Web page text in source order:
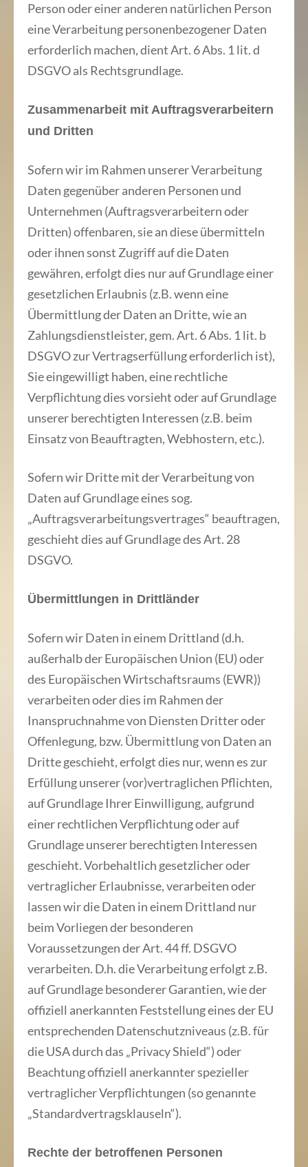
Person oder einer anderen natürlichen Person
eine Verarbeitung personenbezogener Daten
erforderlich machen, dient Art. 6 Abs. 1 lit. d
DSGVO als Rechtsgrundlage.
Zusammenarbeit mit Auftragsverarbeitern
und Dritten
Sofern wir im Rahmen unserer Verarbeitung
Daten gegenüber anderen Personen und
Unternehmen (Auftragsverarbeitern oder
Dritten) offenbaren, sie an diese übermitteln
oder ihnen sonst Zugriff auf die Daten
gewähren, erfolgt dies nur auf Grundlage einer
gesetzlichen Erlaubnis (z.B. wenn eine
Übermittlung der Daten an Dritte, wie an
Zahlungsdienstleister, gem. Art. 6 Abs. 1 lit. b
DSGVO zur Vertragserfüllung erforderlich ist),
Sie eingewilligt haben, eine rechtliche
Verpflichtung dies vorsieht oder auf Grundlage
unserer berechtigten Interessen (z.B. beim
Einsatz von Beauftragten, Webhostern, etc.).
Sofern wir Dritte mit der Verarbeitung von
Daten auf Grundlage eines sog.
„Auftragsverarbeitungsvertrages“ beauftragen,
geschieht dies auf Grundlage des Art. 28
DSGVO.
Übermittlungen in Drittländer
Sofern wir Daten in einem Drittland (d.h.
außerhalb der Europäischen Union (EU) oder
des Europäischen Wirtschaftsraums (EWR))
verarbeiten oder dies im Rahmen der
Inanspruchnahme von Diensten Dritter oder
Offenlegung, bzw. Übermittlung von Daten an
Dritte geschieht, erfolgt dies nur, wenn es zur
Erfüllung unserer (vor)vertraglichen Pflichten,
auf Grundlage Ihrer Einwilligung, aufgrund
einer rechtlichen Verpflichtung oder auf
Grundlage unserer berechtigten Interessen
geschieht. Vorbehaltlich gesetzlicher oder
vertraglicher Erlaubnisse, verarbeiten oder
lassen wir die Daten in einem Drittland nur
beim Vorliegen der besonderen
Voraussetzungen der Art. 44 ff. DSGVO
verarbeiten. D.h. die Verarbeitung erfolgt z.B.
auf Grundlage besonderer Garantien, wie der
offiziell anerkannten Feststellung eines der EU
entsprechenden Datenschutzniveaus (z.B. für
die USA durch das „Privacy Shield“) oder
Beachtung offiziell anerkannter spezieller
vertraglicher Verpflichtungen (so genannte
„Standardvertragsklauseln“).
Rechte der betroffenen Personen